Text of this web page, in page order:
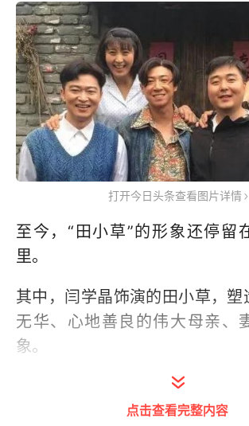
打开今日头条查看图片详情
至今，“田小草”的形象还停留
里。
其中，闫学晶饰演的田小草，塑
无华、心地善良的伟大母亲、
象。
而和“田小草”形成鲜明对比的角
观众看了无不对她恨之入骨。
点击查看完整内容